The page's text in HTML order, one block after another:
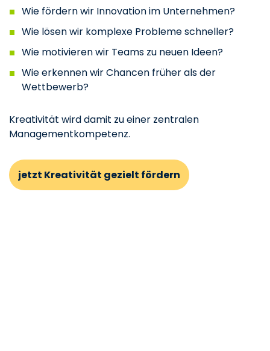
Wie fördern wir Innovation im Unternehmen?
Wie lösen wir komplexe Probleme schneller?
Wie motivieren wir Teams zu neuen Ideen?
Wie erkennen wir Chancen früher als der
Wettbewerb?
Kreativität wird damit zu einer zentralen
Managementkompetenz.
jetzt Kreativität gezielt fördern